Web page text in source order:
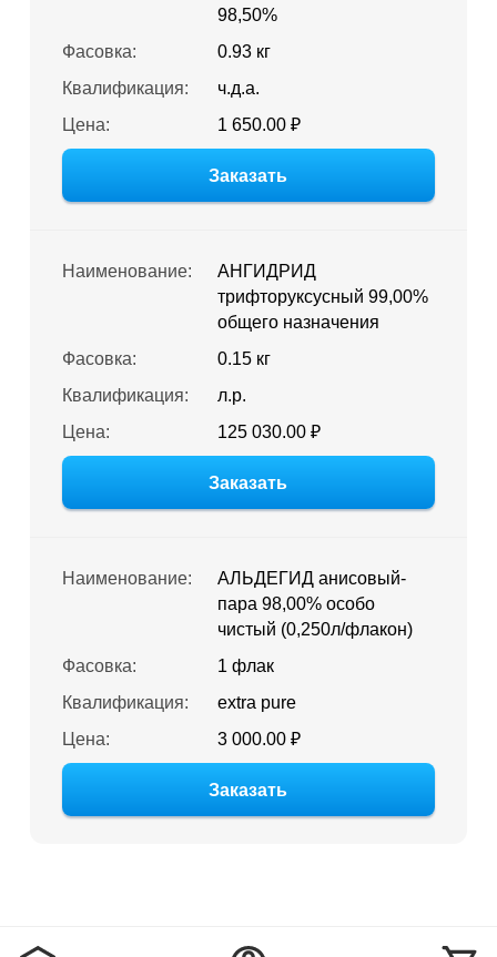
98,50%
Фасовка:
0.93 кг
Квалификация:
ч.д.а.
Цена:
1 650.00 ₽
Заказать
Наименование:
АНГИДРИД
трифторуксусный 99,00%
общего назначения
Фасовка:
0.15 кг
Квалификация:
л.р.
Цена:
125 030.00 ₽
Заказать
Наименование:
АЛЬДЕГИД анисовый-
пара 98,00% особо
чистый (0,250л/флакон)
Фасовка:
1 флак
Квалификация:
extra pure
Цена:
3 000.00 ₽
Заказать